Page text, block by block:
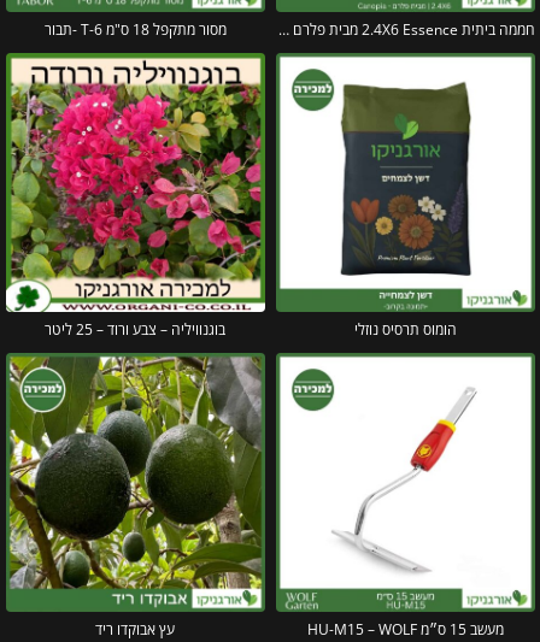
חממה ביתית 2.4X6 Essence מבית פלרם – Canopia מסור מתקפל 18 ס"מ T-6 -תבור
הומוס תרסיס נוזלי בוגנוויליה – צבע ורוד – 25 ליטר
מעשב 15 ס״מ HU-M15 – WOLF עץ אבוקדו ריד